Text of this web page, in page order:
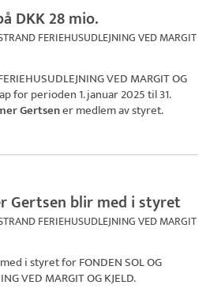
DKK 28 mio.
FERIEHUSUDLEJNING VED MARGIT
VED MARGIT OG
for perioden 1. januar 2025 til 31.
Gertsener medlem av styret.
Gertsen blir med i styret
FERIEHUSUDLEJNING VED MARGIT
i styret forFONDEN SOL OG
VED MARGIT OG KJELD.